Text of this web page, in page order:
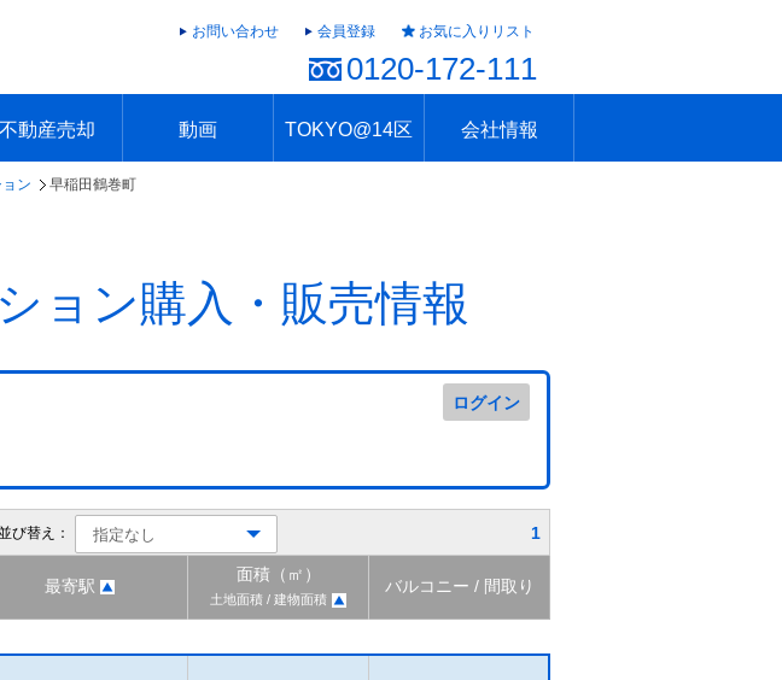
お問い合わせ 会員登録 お気に入りリスト
0120-172-111
不動産売却
動産売却トップ
単無料査定
動産売却の流れ
動産売却 Q&A
外からの不動産売買
動画 TOKYO@14区 会社情報
ン 早稲田鶴巻町
ョン購入・販売情報
ログイン
び替え： 1
最寄駅
面積（㎡）
土地面積 / 建物面積
バルコニー / 間取り